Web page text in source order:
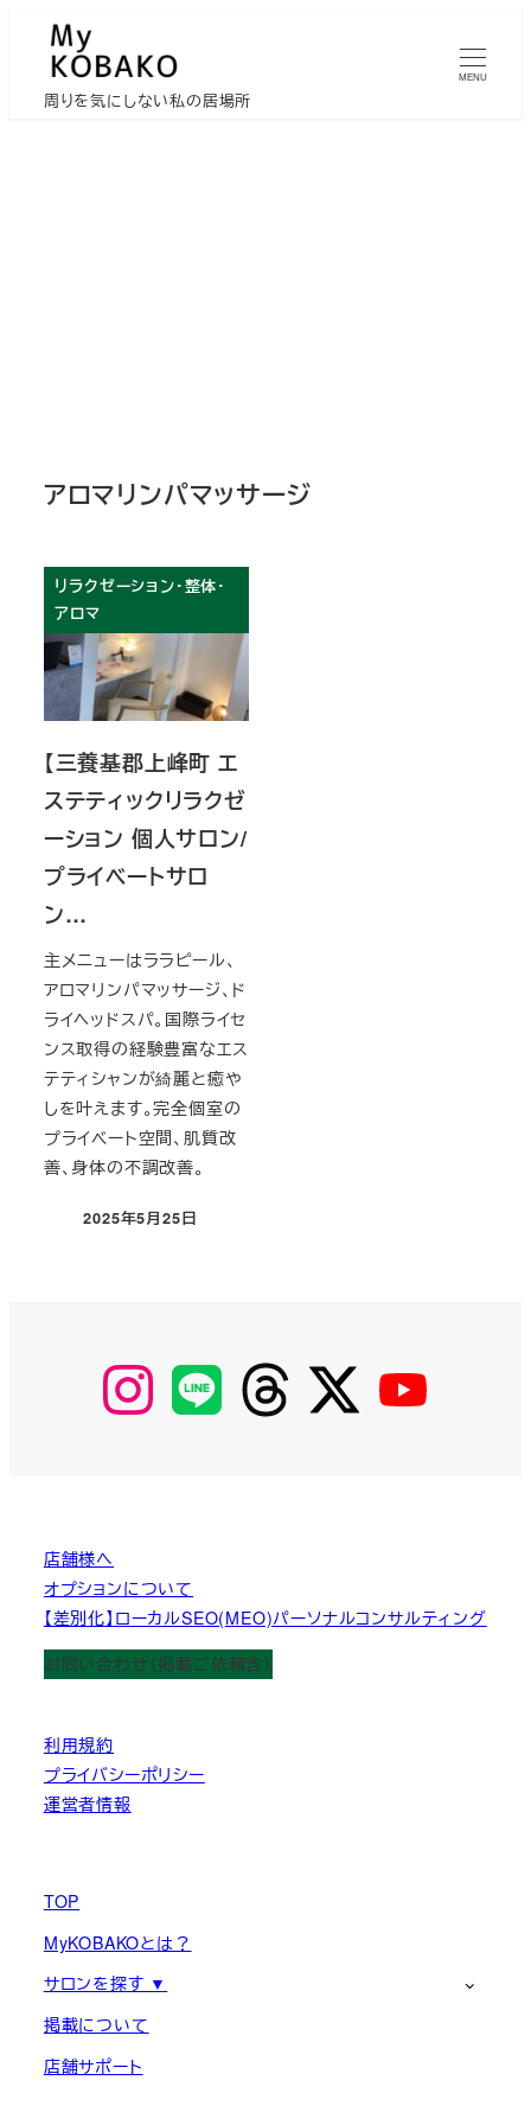
周りを気にしない私の居場所
MENU
アロマリンパマッサージ
リラクゼーション・整体・
アロマ
【三養基郡上峰町 エ
ステティックリラクゼ
ーション 個人サロン/
プライベートサロ
ン…
主メニューはララピール、
アロマリンパマッサージ、ド
ライヘッドスパ。国際ライセ
ンス取得の経験豊富なエス
テティシャンが綺麗と癒や
しを叶えます。完全個室の
プライベート空間、肌質改
善、身体の不調改善。
投稿日
2025年5月25日
【Instagram】
MyKOBAKO
【LINE】 【threads】 【Twitter】
店舗様へ
オプションについて
【差別化】ローカルSEO(MEO)パーソナルコンサルティング
お問い合わせ（掲載ご依頼含）
利用規約
プライバシーポリシー
運営者情報
TOP
MyKOBAKOとは？
サロンを探す ▼
掲載について
店舗サポート